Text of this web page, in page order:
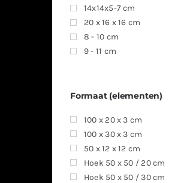
14x14x5-7 cm
20 x 16 x 16 cm
8 - 10 cm
9 - 11 cm
Formaat (elementen)
100 x 20 x 3 cm
100 x 30 x 3 cm
50 x 12 x 12 cm
Hoek 50 x 50 / 20 cm
Hoek 50 x 50 / 30 cm